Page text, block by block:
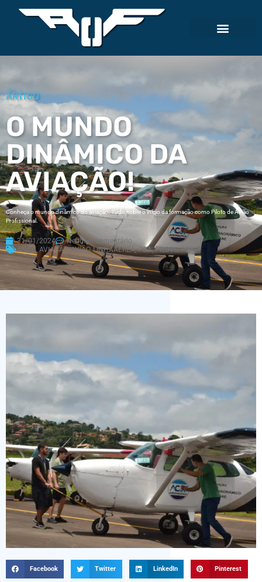
ARTIGO
O MUNDO
DINÂMICO DA
AVIAÇÃO!
Conheça o mundo dinâmico do aviação. Tudo sobre o início da formação como Piloto de Avião
Profissional.
31/01/2024
Nenhum comentário
ANAC AVIAÇÃO,AVIÃO,LINHAAEREA,PCA,PILOTO,PPA
Facebook Twitter LinkedIn Pinterest